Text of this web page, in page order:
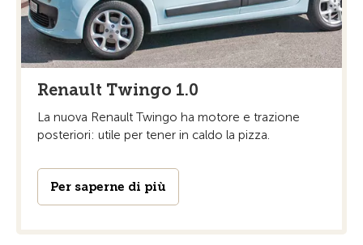
Renault Twingo 1.0
La nuova Renault Twingo ha motore e trazione
posteriori: utile per tener in caldo la pizza.
Per saperne di più